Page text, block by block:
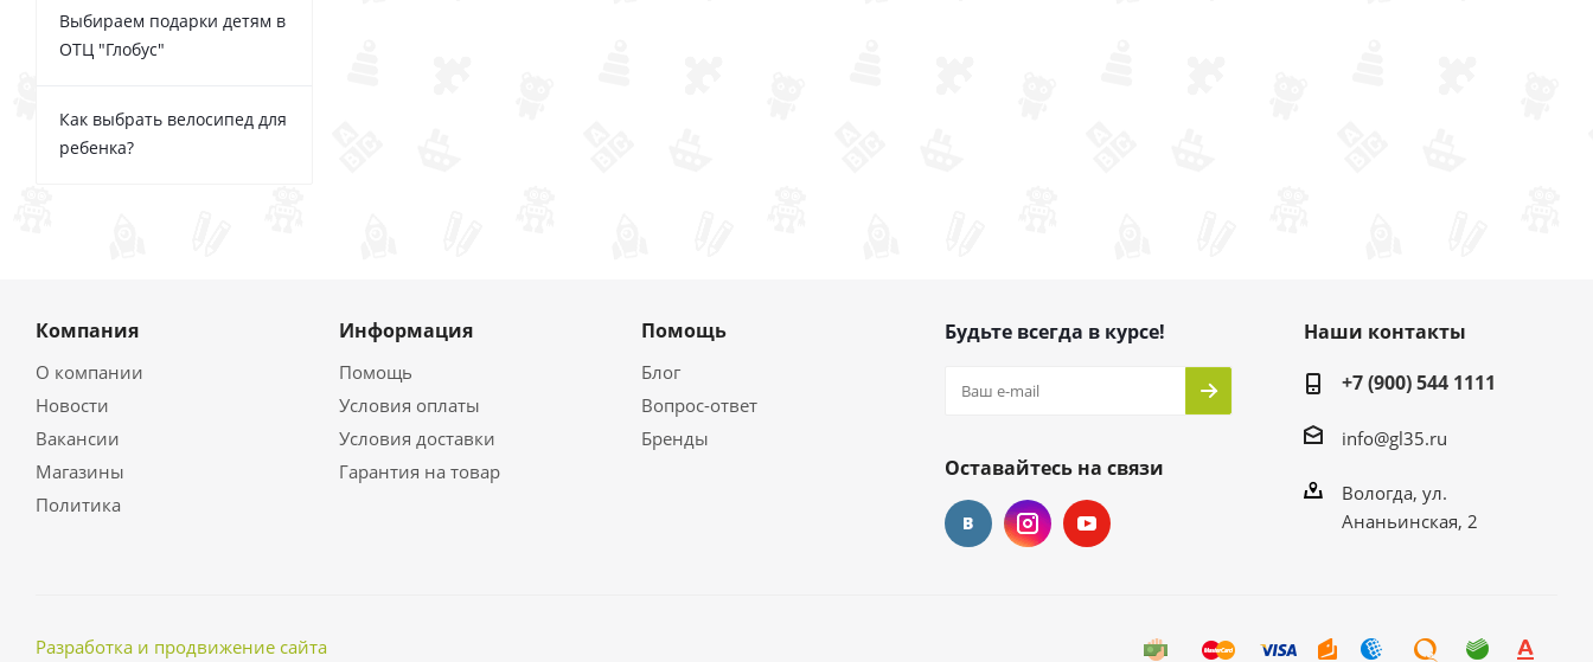
Выбираем подарки детям в
ОТЦ "Глобус"
Как выбрать велосипед для
ребенка?
Компания
О компании
Новости
Вакансии
Магазины
Политика
Информация
Помощь
Условия оплаты
Условия доставки
Гарантия на товар
Помощь
Блог
Вопрос-ответ
Бренды
Будьте всегда в курсе!
Оставайтесь на связи
Наши контакты
+7 (900) 544 1111
info@gl35.ru
Вологда, ул.
Ананьинская, 2
Разработка и продвижение сайта